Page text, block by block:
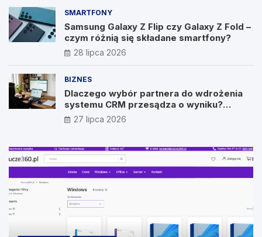
SMARTFONY
Samsung Galaxy Z Flip czy Galaxy Z Fold –
czym różnią się składane smartfony?
28 lipca 2026
BIZNES
Dlaczego wybór partnera do wdrożenia
systemu CRM przesądza o wyniku?
Wywiad z Pawłem Prymakowskim, CEO IT
Vision
27 lipca 2026